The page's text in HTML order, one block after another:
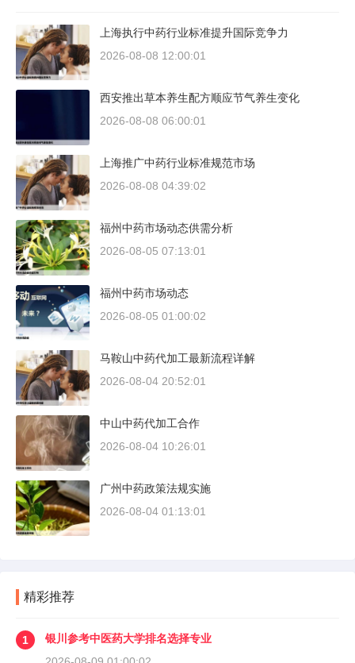
上海执行中药行业标准提升国际竞争力
2026-08-08 12:00:01
西安推出草本养生配方顺应节气养生变化
2026-08-08 06:00:01
上海推广中药行业标准规范市场
2026-08-08 04:39:02
福州中药市场动态供需分析
2026-08-05 07:13:01
福州中药市场动态
2026-08-05 01:00:02
马鞍山中药代加工最新流程详解
2026-08-04 20:52:01
中山中药代加工合作
2026-08-04 10:26:01
广州中药政策法规实施
2026-08-04 01:13:01
精彩推荐
1
银川参考中医药大学排名选择专业